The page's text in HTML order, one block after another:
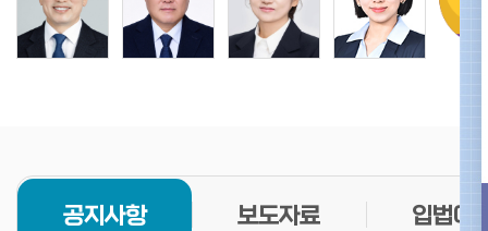
공지사항 보도자료 입법예